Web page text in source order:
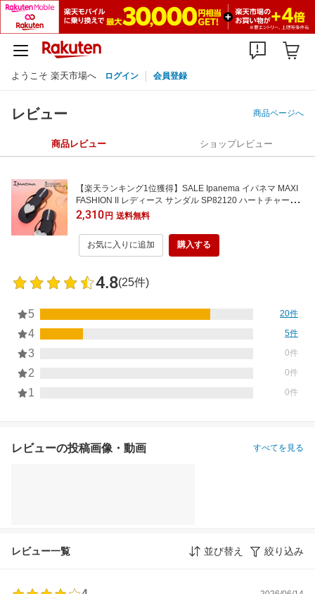
ようこそ 楽天市場へ ログイン 会員登録
レビュー 商品ページへ
商品レビュー ショップレビュー
【楽天ランキング1位獲得】SALE Ipanema イパネマ MAXI
FASHION II レディース サンダル SP82120 ハートチャーム
トングサンダル ブロンズ ブラック ブラウン ベージュ グリ
ーン 返品不可
2,310円 送料無料
お気に入りに追加 購入する
4.8(25件)
5 20件
4 5件
3 0件
2 0件
1 0件
レビューの投稿画像・動画 すべてを見る
レビュー一覧 並び替え 絞り込み